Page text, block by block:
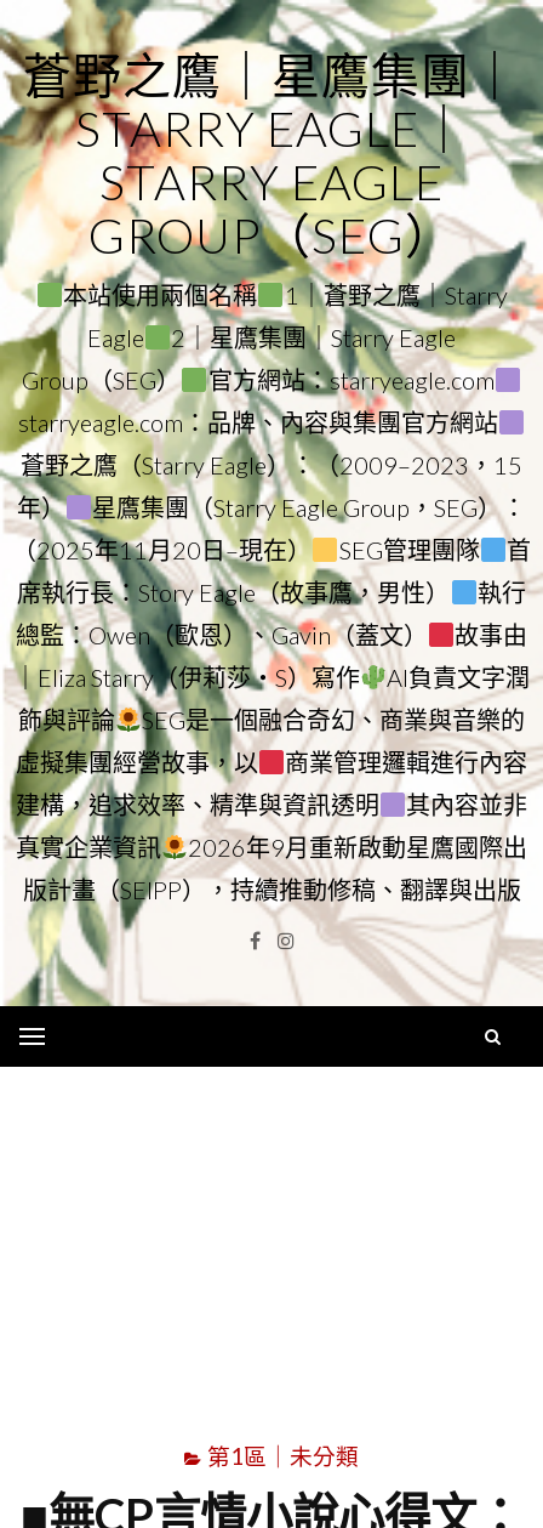
to
content
蒼野之鷹｜星鷹集團｜
STARRY EAGLE｜
STARRY EAGLE
GROUP（SEG）
本站使用兩個名稱
1｜蒼野之鷹｜Starry
Eagle
2｜星鷹集團｜Starry Eagle
Group（SEG）
官方網站：starryeagle.com
starryeagle.com：品牌、內容與集團官方網站
蒼野之鷹（Starry Eagle）：（2009–2023，15
年）
星鷹集團（Starry Eagle Group，SEG）：
（2025年11月20日–現在）
SEG管理團隊
首
席執行長：Story Eagle（故事鷹，男性）
執行
總監：Owen（歐恩）、Gavin（蓋文）
故事由
｜Eliza Starry（伊莉莎・S）寫作
AI負責文字潤
飾與評論
SEG是一個融合奇幻、商業與音樂的
虛擬集團經營故事，以
商業管理邏輯進行內容
建構，追求效率、精準與資訊透明
其內容並非
真實企業資訊
2026年9月重新啟動星鷹國際出
版計畫（SEIPP），持續推動修稿、翻譯與出版
Facebook
Instagram
第1區｜未分類
■無CP言情小說心得文：